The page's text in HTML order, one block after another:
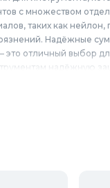
с множеством
таких как
Надёжные
отличный выбор
надёжную
в Колорлон